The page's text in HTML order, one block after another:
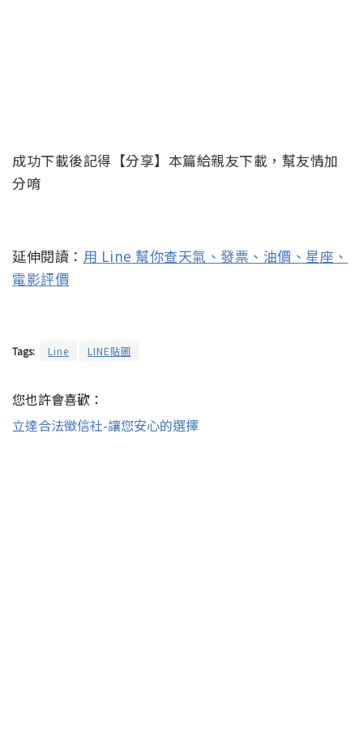
成功下載後記得【分享】本篇給親友下載，幫友情加
分唷
延伸閱讀： 用 Line 幫你查天氣、發票、油價、星座、
電影評價
Tags: Line LINE貼圖
您也許會喜歡：
立達合法徵信社-讓您安心的選擇